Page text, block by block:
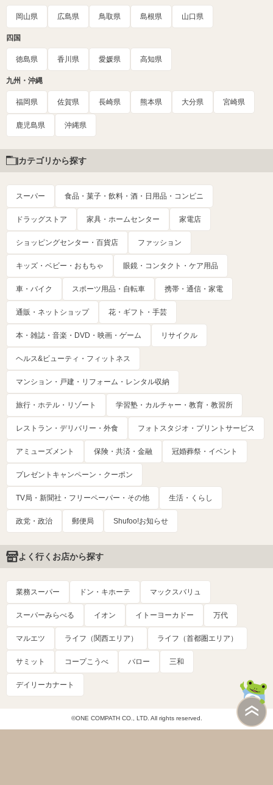
岡山県 広島県 鳥取県 島根県 山口県
四国
徳島県 香川県 愛媛県 高知県
九州・沖縄
福岡県 佐賀県 長崎県 熊本県 大分県 宮崎県
鹿児島県 沖縄県
カテゴリから探す
スーパー 食品・菓子・飲料・酒・日用品・コンビニ
ドラッグストア 家具・ホームセンター 家電店
ショッピングセンター・百貨店 ファッション
キッズ・ベビー・おもちゃ 眼鏡・コンタクト・ケア用品
車・バイク スポーツ用品・自転車 携帯・通信・家電
通販・ネットショップ 花・ギフト・手芸
本・雑誌・音楽・DVD・映画・ゲーム リサイクル
ヘルス&ビューティ・フィットネス
マンション・戸建・リフォーム・レンタル収納
旅行・ホテル・リゾート 学習塾・カルチャー・教育・教習所
レストラン・デリバリー・外食 フォトスタジオ・プリントサービス
アミューズメント 保険・共済・金融 冠婚葬祭・イベント
プレゼントキャンペーン・クーポン
TV局・新聞社・フリーペーパー・その他 生活・くらし
政党・政治 郵便局 Shufoo!お知らせ
よく行くお店から探す
業務スーパー ドン・キホーテ マックスバリュ
スーパーみらべる イオン イトーヨーカドー 万代
マルエツ ライフ（関西エリア） ライフ（首都圏エリア）
サミット コープこうべ バロー 三和
デイリーカナート
©ONE COMPATH CO., LTD. All rights reserved.